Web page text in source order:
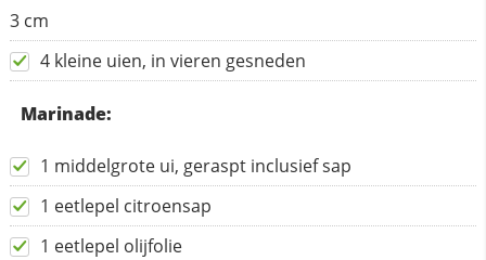
3 cm
4 kleine uien, in vieren gesneden
Marinade:
1 middelgrote ui, geraspt inclusief sap
1 eetlepel citroensap
1 eetlepel olijfolie